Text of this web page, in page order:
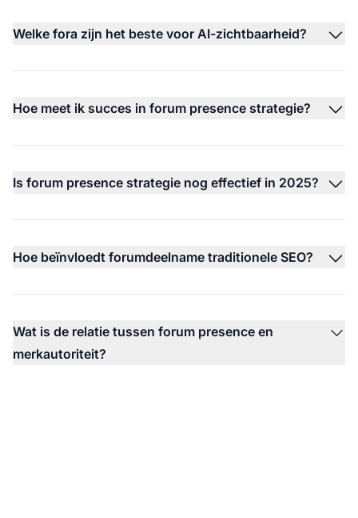
Welke fora zijn het beste voor AI-zichtbaarheid?
Hoe meet ik succes in forum presence strategie?
Is forum presence strategie nog effectief in 2025?
Hoe beïnvloedt forumdeelname traditionele SEO?
Wat is de relatie tussen forum presence en
merkautoriteit?